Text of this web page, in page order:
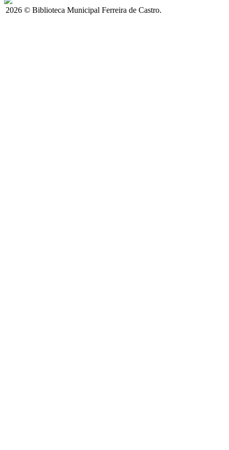
2026 © Biblioteca Municipal Ferreira de Castro.